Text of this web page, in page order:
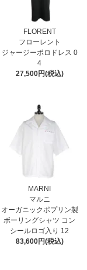
FLORENT
フローレント
ジャージーポロドレス 0
4
27,500円(税込)
MARNI
マルニ
オーガニックポプリン製
ボーリングシャツ コン
シールロゴ入り 12
83,600円(税込)